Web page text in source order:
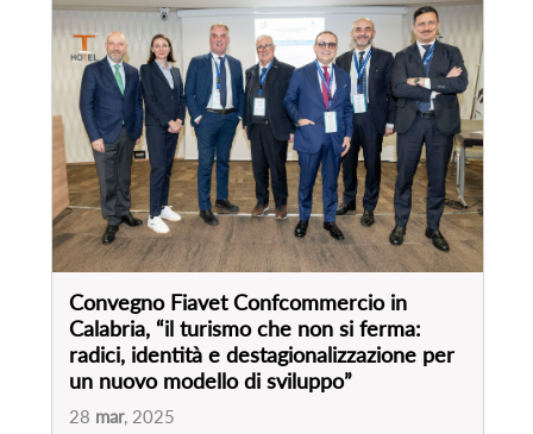
Convegno Fiavet Confcommercio in
Calabria, “il turismo che non si ferma:
radici, identità e destagionalizzazione per
un nuovo modello di sviluppo”
28mar, 2025
VEDI EVENTO